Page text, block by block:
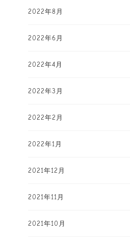
2022年8月
2022年6月
2022年4月
2022年3月
2022年2月
2022年1月
2021年12月
2021年11月
2021年10月